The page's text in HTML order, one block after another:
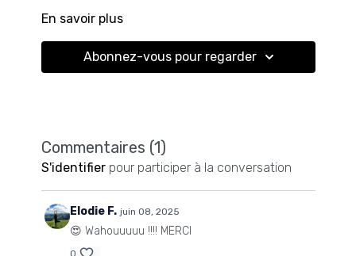
En savoir plus
Abonnez-vous pour regarder
Commentaires (1)
S'identifierpour participer à la conversation
Elodie F. juin 08, 2025
😍 Wahouuuuu !!!! MERCI
0